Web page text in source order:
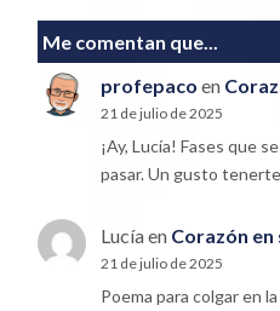
Me comentan que...
profepaco en
21 de julio de 2025
¡Ay, Lucía! Fases que
pasar. Un gusto
Lucíaen Corazón
21 de julio de 2025
Poema para colgar en